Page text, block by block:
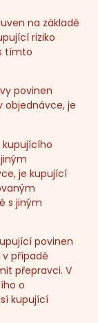
na základě
riziko
tímto
povinen
objednávce, je
je kupující
s jiným
povinen
případě
přepravci. V
o
kupující